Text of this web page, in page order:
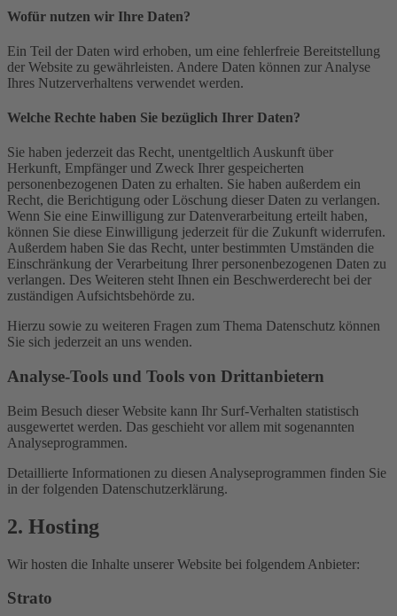
Wofür nutzen wir Ihre Daten?
Ein Teil der Daten wird erhoben, um eine fehlerfreie Bereitstellung
der Website zu gewährleisten. Andere Daten können zur Analyse
Ihres Nutzerverhaltens verwendet werden.
Welche Rechte haben Sie bezüglich Ihrer Daten?
Sie haben jederzeit das Recht, unentgeltlich Auskunft über
Herkunft, Empfänger und Zweck Ihrer gespeicherten
personenbezogenen Daten zu erhalten. Sie haben außerdem ein
Recht, die Berichtigung oder Löschung dieser Daten zu verlangen.
Wenn Sie eine Einwilligung zur Datenverarbeitung erteilt haben,
können Sie diese Einwilligung jederzeit für die Zukunft widerrufen.
Außerdem haben Sie das Recht, unter bestimmten Umständen die
Einschränkung der Verarbeitung Ihrer personenbezogenen Daten zu
verlangen. Des Weiteren steht Ihnen ein Beschwerderecht bei der
zuständigen Aufsichtsbehörde zu.
Hierzu sowie zu weiteren Fragen zum Thema Datenschutz können
Sie sich jederzeit an uns wenden.
Analyse-Tools und Tools von Dritt­anbietern
Beim Besuch dieser Website kann Ihr Surf-Verhalten statistisch
ausgewertet werden. Das geschieht vor allem mit sogenannten
Analyseprogrammen.
Detaillierte Informationen zu diesen Analyseprogrammen finden Sie
in der folgenden Datenschutzerklärung.
2. Hosting
Wir hosten die Inhalte unserer Website bei folgendem Anbieter:
Strato